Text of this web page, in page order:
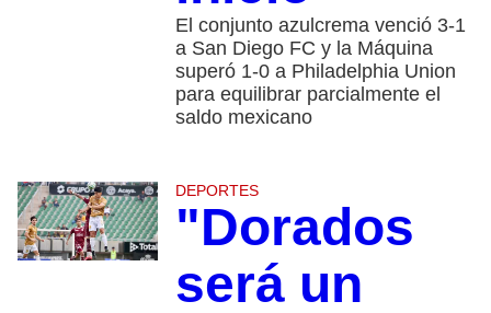
El conjunto azulcrema venció 3-1
a San Diego FC y la Máquina
superó 1-0 a Philadelphia Union
para equilibrar parcialmente el
saldo mexicano
DEPORTES
"Dorados
será un